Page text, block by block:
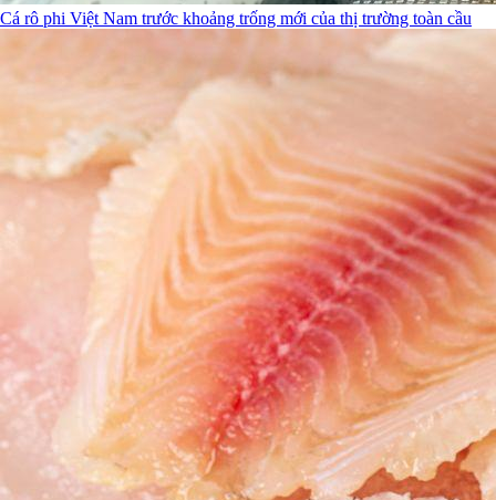
Cá rô phi Việt Nam trước khoảng trống mới của thị trường toàn cầu